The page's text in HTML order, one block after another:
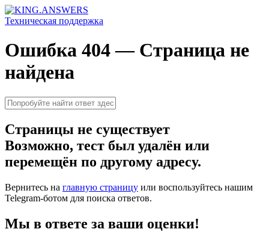
Техническая поддержка
Ошибка 404 — Страница не
найдена
Страницы не существует
Возможно, тест был удалён или
перемещён по другому адресу.
Вернитесь на главную страницу или воспользуйтесь нашим
Telegram-ботом для поиска ответов.
Мы в ответе за ваши оценки!